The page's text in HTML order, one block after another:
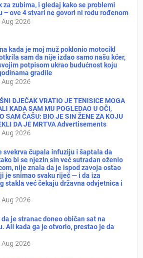
za zubima, i gledaj kako se problemi
– ove 4 stvari ne govori ni rodu rođenom
Aug 2026
kada je moj muž poklonio motocikl
sam da nije izdao samo našu kćer,
potpisom ukrao budućnost koju
gradile
Aug 2026
DJEČAK VRATIO JE TENISICE MOGA
KADA SAM MU POGLEDAO U OČI,
SAM ČAŠU: BIO JE SIN ŽENE ZA KOJU
DA JE MRTVA Advertisements
Aug 2026
svekrva čupala infuziju i šaptala da
bi se njezin sin već sutradan oženio
nije znala da je ispod zavoja ostao
je snimao svaku riječ — i da iza
stakla već čekaju državna odvjetnica i
Aug 2026
je stranac doneo običan sat na
Ali kada ga je otvorio, prestao je da
Aug 2026